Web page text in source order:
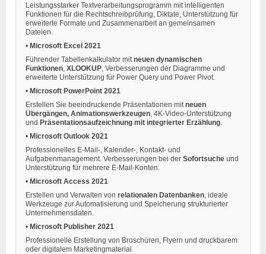
Leistungsstarker Textverarbeitungsprogramm mit intelligenten
Funktionen für die Rechtschreibprüfung, Diktate, Unterstützung für
erweiterte Formate und Zusammenarbeit an gemeinsamen
Dateien.
• Microsoft Excel 2021
Führender Tabellenkalkulator mit neuen dynamischen
Funktionen XLOOKUP , Verbesserungen der Diagramme und
erweiterte Unterstützung für Power Query und Power Pivot.
• Microsoft PowerPoint 2021
Erstellen Sie beeindruckende Präsentationen mit neuen
Übergängen, Animationswerkzeugen , 4K-Video-Unterstützung
und Präsentationsaufzeichnung mit integrierter Erzählung
• Microsoft Outlook 2021
Professionelles E-Mail-, Kalender-, Kontakt- und
Aufgabenmanagement. Verbesserungen bei der Sofortsuche und
Unterstützung für mehrere E-Mail-Konten.
• Microsoft Access 2021
Erstellen und Verwalten von relationalen Datenbanken , ideale
Werkzeuge zur Automatisierung und Speicherung strukturierter
Unternehmensdaten.
• Microsoft Publisher 2021
Professionelle Erstellung von Broschüren, Flyern und druckbarem
oder digitalem Marketingmaterial.